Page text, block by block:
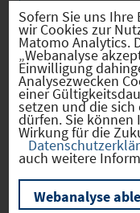
Beschreibung
und die
helfen ist das
Waldkirchen“.
durch das
Mietflächen,
eine fundierte
Sofern Sie uns
wir Cookies zur
Matomo Analytics.
„Webanalyse
Einwilligung
Analysezwecken
einer
setzen und die
dürfen. Sie
Wirkung für die
auch weitere
Webanalyse